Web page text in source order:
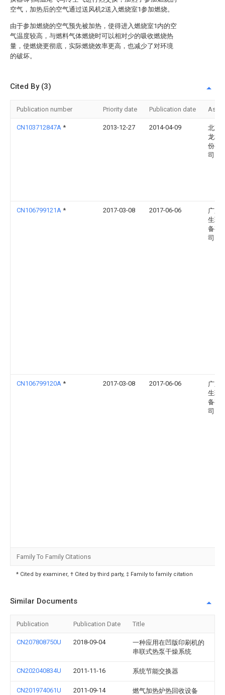
空气，加热后的空气通过送风机2送入燃烧室1参加燃烧。
由于参加燃烧的空气预先被加热，使得进入燃烧室1内的空
气温度较高，与燃料气体燃烧时可以相对少的吸收燃烧热
量，使燃烧更彻底，实际燃烧效率更高，也减少了对环境
的破坏。
Cited By (3)
Publication number Priority date Publication date
CN103712847A * 2013-12-27 2014-04-09
北京
龙科
份有
司
CN106799121A * 2017-03-08 2017-06-06
广东
生环
备有
司
CN106799120A * 2017-03-08 2017-06-06
广东
生环
备有
司
Family To Family Citations
* Cited by examiner, † Cited by third party, ‡ Family to family citation
Similar Documents
Publication Publication Date Title
CN207808750U 2018-09-04
一种应用在凹版印刷机的
串联式热泵干燥系统
CN202040834U 2011-11-16 系统节能交换器
CN201974061U 2011-09-14 燃气加热炉热回收设备